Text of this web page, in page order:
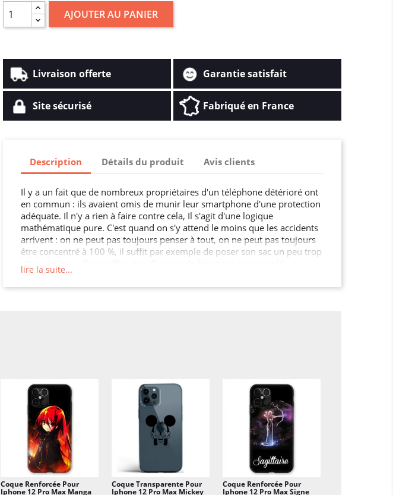
AJOUTER AU PANIER
Livraison offerte Garantie satisfait
Site sécurisé Fabriqué en France
Description Détails du produit Avis clients
Il y a un fait que de nombreux propriétaires d'un téléphone détérioré ont
en commun : ils avaient omis de munir leur smartphone d'une protection
adéquate. Il n'y a rien à faire contre cela, Il s'agit d'une logique
mathématique pure. C'est quand on s'y attend le moins que les accidents
arrivent : on ne peut pas toujours penser à tout, on ne peut pas toujours
être concentré à 100 %, il suffit par exemple de poser son sac un peu trop
regrettiez amèrement ! De nos jours, ce n'est pas parce qu'un smartphone
vous a coûté un bras qu'il est invulnérable… Fêlures, bosses, touches qui
lire la suite...
Coque Renforcée Pour
Iphone 12 Pro Max Manga
Coque Transparente Pour
Iphone 12 Pro Max Mickey
Coque Renforcée Pour
Iphone 12 Pro Max Signe